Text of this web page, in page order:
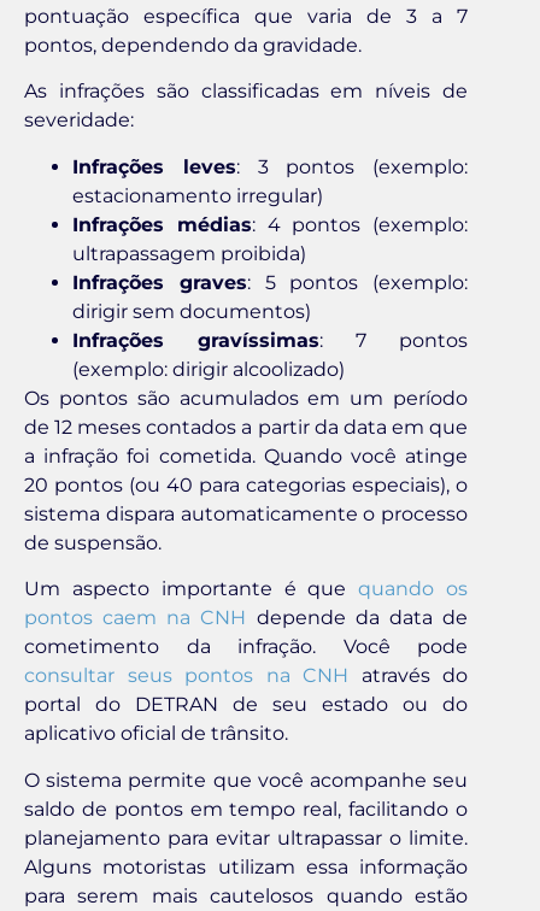
pontuação específica que varia de 3 a 7
pontos, dependendo da gravidade.
As infrações são classificadas em níveis de
severidade:
Infrações leves: 3 pontos (exemplo:
estacionamento irregular)
Infrações médias: 4 pontos (exemplo:
ultrapassagem proibida)
Infrações graves: 5 pontos (exemplo:
dirigir sem documentos)
Infrações gravíssimas: 7 pontos
(exemplo: dirigir alcoolizado)
Os pontos são acumulados em um período
de 12 meses contados a partir da data em que
a infração foi cometida. Quando você atinge
20 pontos (ou 40 para categorias especiais), o
sistema dispara automaticamente o processo
de suspensão.
Um aspecto importante é quequando os
pontos caem na CNH depende da data de
cometimento da infração. Você pode
consultar seus pontos na CNH através do
portal do DETRAN de seu estado ou do
aplicativo oficial de trânsito.
O sistema permite que você acompanhe seu
saldo de pontos em tempo real, facilitando o
planejamento para evitar ultrapassar o limite.
Alguns motoristas utilizam essa informação
para serem mais cautelosos quando estão